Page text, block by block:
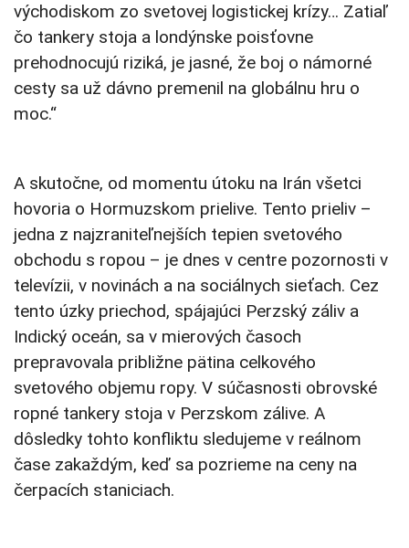
východiskom zo svetovej logistickej krízy… Zatiaľ
čo tankery stoja a londýnske poisťovne
prehodnocujú riziká, je jasné, že boj o námorné
cesty sa už dávno premenil na globálnu hru o
moc.“
A skutočne, od momentu útoku na Irán všetci
hovoria o Hormuzskom prielive. Tento prieliv –
jedna z najzraniteľnejších tepien svetového
obchodu s ropou – je dnes v centre pozornosti v
televízii, v novinách a na sociálnych sieťach. Cez
tento úzky priechod, spájajúci Perzský záliv a
Indický oceán, sa v mierových časoch
prepravovala približne pätina celkového
svetového objemu ropy. V súčasnosti obrovské
ropné tankery stoja v Perzskom zálive. A
dôsledky tohto konfliktu sledujeme v reálnom
čase zakaždým, keď sa pozrieme na ceny na
čerpacích staniciach.